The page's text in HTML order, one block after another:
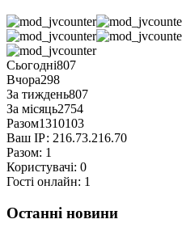
Сьогодні807
Вчора298
За тиждень807
За місяць2754
Разом1310103
Ваш ІР: 216.73.216.70
Разом: 1
Користувачі: 0
Гості онлайн: 1
Останні новини